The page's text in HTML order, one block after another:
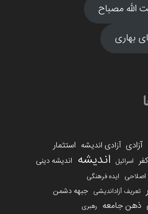
الله مصباح
بهاری
آزادی آزادی اندیشه استثمار
اسرائیل اندیشه اندیشه دینی
اصلاحی ایده فرهنگی
تعریف آزاداندیشی جبهه دشمن
ذهن جامعه رهبری